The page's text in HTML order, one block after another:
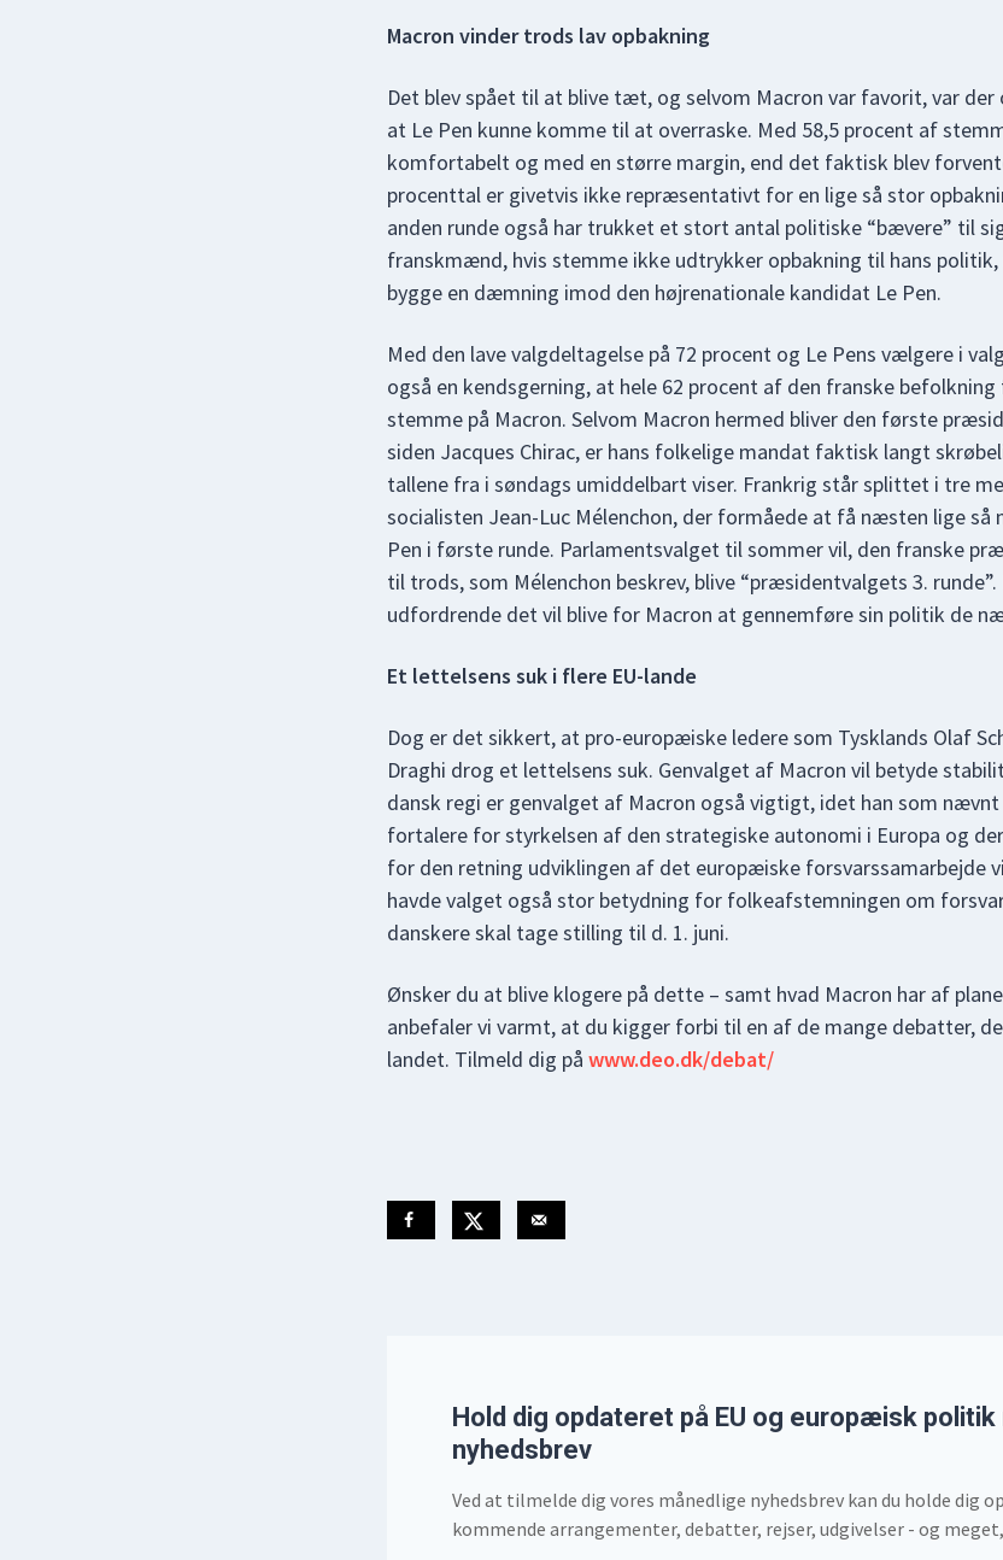
Macron vinder trods lav opbakning
Det blev spået til at blive tæt, og selvom Macron var favorit, var
at Le Pen kunne komme til at overraske. Med 58,5 procent af
komfortabelt og med en større margin, end det faktisk blev
procenttal er givetvis ikke repræsentativt for en lige så stor
anden runde også har trukket et stort antal politiske “bævere” til
franskmænd, hvis stemme ikke udtrykker opbakning til hans
bygge en dæmning imod den højrenationale kandidat Le Pen.
Med den lave valgdeltagelse på 72 procent og Le Pens vælgere i
også en kendsgerning, at hele 62 procent af den franske
stemme på Macron. Selvom Macron hermed bliver den første
siden Jacques Chirac, er hans folkelige mandat faktisk langt
tallene fra i søndags umiddelbart viser. Frankrig står splittet i tre
socialisten Jean-Luc Mélenchon, der formåede at få næsten lige så
Pen i første runde. Parlamentsvalget til sommer vil, den franske
til trods, som Mélenchon beskrev, blive “præsidentvalgets 3.
udfordrende det vil blive for Macron at gennemføre sin politik de
Et lettelsens suk i flere EU-lande
Dog er det sikkert, at pro-europæiske ledere som Tysklands Olaf
Draghi drog et lettelsens suk. Genvalget af Macron vil betyde
dansk regi er genvalget af Macron også vigtigt, idet han som
fortalere for styrkelsen af den strategiske autonomi i Europa og
for den retning udviklingen af det europæiske forsvarssamarbejde
havde valget også stor betydning for folkeafstemningen om
danskere skal tage stilling til d. 1. juni.
Ønsker du at blive klogere på dette – samt hvad Macron har af
anbefaler vi varmt, at du kigger forbi til en af de mange debatter,
landet. Tilmeld dig på www.deo.dk/debat/
Hold dig opdateret på EU og europæisk politik
nyhedsbrev
Ved at tilmelde dig vores månedlige nyhedsbrev kan du holde dig
kommende arrangementer, debatter, rejser, udgivelser - og